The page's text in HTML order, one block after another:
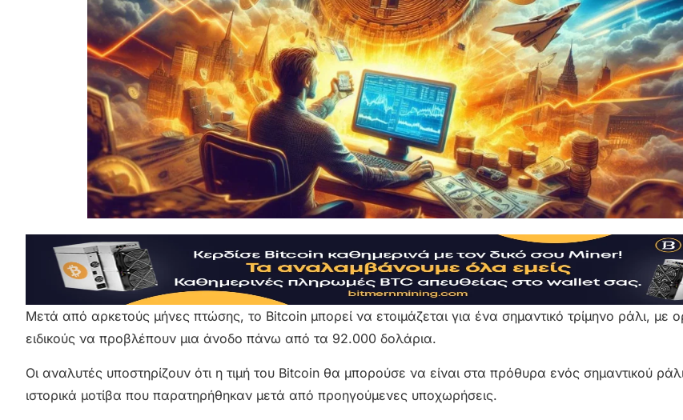
Μετά από αρκετούς μήνες πτώσης, το Bitcoin μπορεί να ετοιμάζεται για ένα σημαντικό τρίμηνο ράλι, με
ειδικούς να προβλέπουν μια άνοδο πάνω από τα 92.000 δολάρια.
Οι αναλυτές υποστηρίζουν ότι η τιμή του Bitcoin θα μπορούσε να είναι στα πρόθυρα ενός σημαντικού
ιστορικά μοτίβα που παρατηρήθηκαν μετά από προηγούμενες υποχωρήσεις.